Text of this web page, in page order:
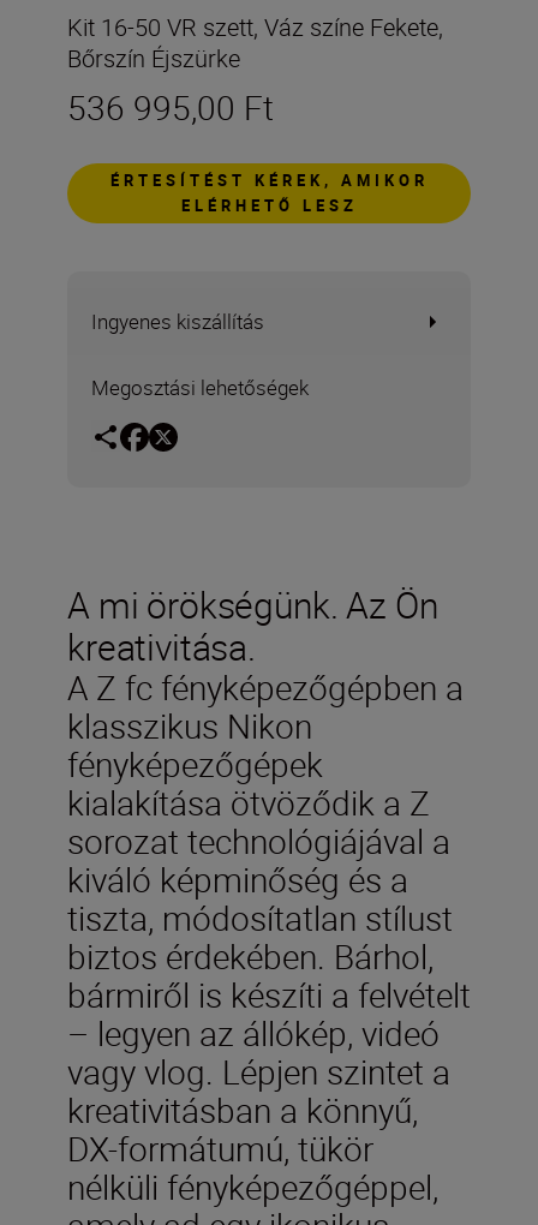
Kit 16-50 VR szett, Váz színe Fekete,
Bőrszín Éjszürke
536 995,00 Ft
ÉRTESÍTÉST KÉREK, AMIKOR
ELÉRHETŐ LESZ
Ingyenes kiszállítás
Megosztási lehetőségek
A mi örökségünk. Az Ön
kreativitása.
A Z fc fényképezőgépben a
klasszikus Nikon
fényképezőgépek
kialakítása ötvöződik a Z
sorozat technológiájával a
kiváló képminőség és a
tiszta, módosítatlan stílust
biztos érdekében. Bárhol,
bármiről is készíti a felvételt
– legyen az állókép, videó
vagy vlog. Lépjen szintet a
kreativitásban a könnyű,
DX-formátumú, tükör
nélküli fényképezőgéppel,